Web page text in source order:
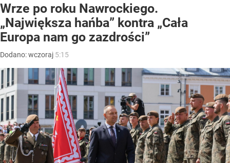
Wrze po roku Nawrockiego.
„Największa hańba” kontra „Cała
Europa nam go zazdrości”
Dodano:wczoraj 5:15